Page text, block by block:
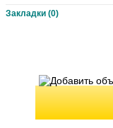
Закладки (0)